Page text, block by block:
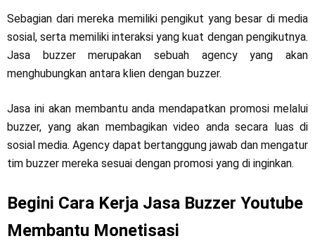
Sebagian dari mereka memiliki pengikut yang besar di media
sosial, serta memiliki interaksi yang kuat dengan pengikutnya.
Jasa buzzer merupakan sebuah agency yang akan
menghubungkan antara klien dengan buzzer.
Jasa ini akan membantu anda mendapatkan promosi melalui
buzzer, yang akan membagikan video anda secara luas di
sosial media. Agency dapat bertanggung jawab dan mengatur
tim buzzer mereka sesuai dengan promosi yang di inginkan.
Begini Cara Kerja Jasa Buzzer Youtube
Membantu Monetisasi